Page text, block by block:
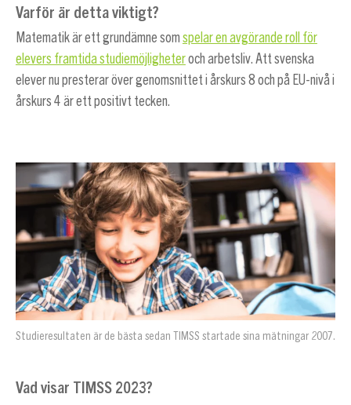
Varför är detta viktigt?
Matematik är ett grundämne som spelar en avgörande roll för
elevers framtida studiemöjligheteroch arbetsliv. Att svenska
elever nu presterar över genomsnittet i årskurs 8 och på EU-nivå i
årskurs 4 är ett positivt tecken.
Studieresultaten är de bästa sedan TIMSS startade sina mätningar 2007.
Vad visar TIMSS 2023?